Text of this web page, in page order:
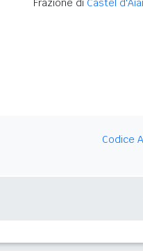
Frazione di Castel
Codice